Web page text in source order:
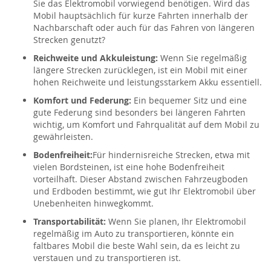
Sie das Elektromobil vorwiegend benötigen. Wird das
Mobil hauptsächlich für kurze Fahrten innerhalb der
Nachbarschaft oder auch für das Fahren von längeren
Strecken genutzt?
Reichweite und Akkuleistung: Wenn Sie regelmäßig
längere Strecken zurücklegen, ist ein Mobil mit einer
hohen Reichweite und leistungsstarkem Akku essentiell.
Komfort und Federung: Ein bequemer Sitz und eine
gute Federung sind besonders bei längeren Fahrten
wichtig, um Komfort und Fahrqualität auf dem Mobil zu
gewährleisten.
Bodenfreiheit:Für hindernisreiche Strecken, etwa mit
vielen Bordsteinen, ist eine hohe Bodenfreiheit
vorteilhaft. Dieser Abstand zwischen Fahrzeugboden
und Erdboden bestimmt, wie gut Ihr Elektromobil über
Unebenheiten hinwegkommt.
Transportabilität: Wenn Sie planen, Ihr Elektromobil
regelmäßig im Auto zu transportieren, könnte ein
faltbares Mobil die beste Wahl sein, da es leicht zu
verstauen und zu transportieren ist.